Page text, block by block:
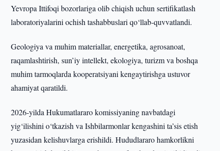
Yevropa Ittifoqi bozorlariga olib chiqish uchun sertifikatlash
laboratoriyalarini ochish tashabbuslari qo‘llab-quvvatlandi.
Geologiya va muhim materiallar, energetika, agrosanoat,
raqamlashtirish, sun’iy intellekt, ekologiya, turizm va boshqa
muhim tarmoqlarda kooperatsiyani kengaytirishga ustuvor
ahamiyat qaratildi.
2026-yilda Hukumatlararo komissiyaning navbatdagi
yig‘ilishini o‘tkazish va Ishbilarmonlar kengashini ta’sis etish
yuzasidan kelishuvlarga erishildi. Hududlararo hamkorlikni